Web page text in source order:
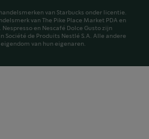
van Starbucks onder licentie.
van The Pike Place Market PDA en
en Nescafé Dolce Gusto zijn
Société de Produits Nestlé S.A. Alle andere
van hun eigenaren.